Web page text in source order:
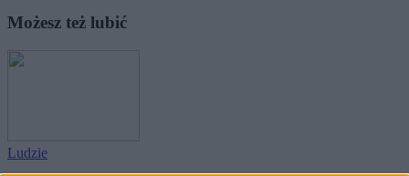
Możesz też lubić
Ludzie